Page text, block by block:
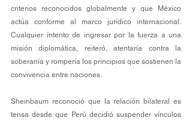
criterios reconocidos globalmente y que México
actúa conforme al marco jurídico internacional.
Cualquier intento de ingresar por la fuerza a una
misión diplomática, reiteró, atentaría contra la
soberanía y rompería los principios que sostienen la
convivencia entre naciones.
Sheinbaum reconoció que la relación bilateral es
tensa desde que Perú decidió suspender vínculos